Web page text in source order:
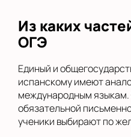
Из каких
ОГЭ
Единый и
испанскому имеют
международным языкам.
обязательной
ученики выбирают по